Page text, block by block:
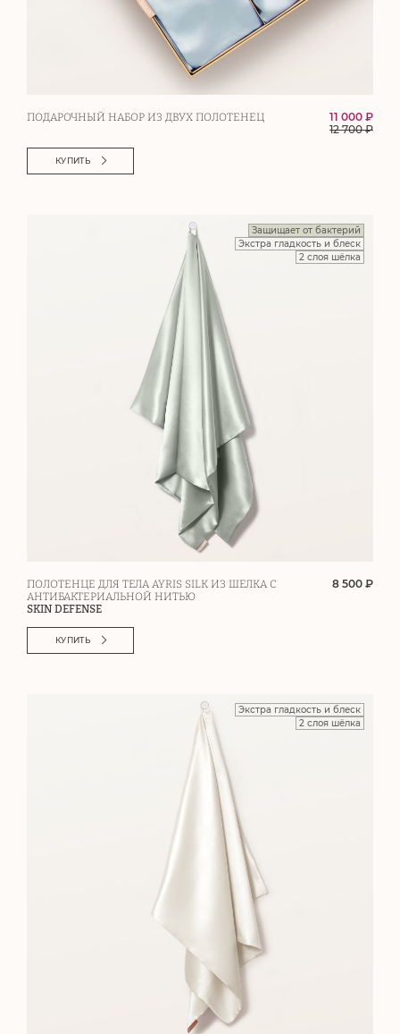
ПОДАРОЧНЫЙ НАБОР ИЗ ДВУХ ПОЛОТЕНЕЦ
11 000 ₽
12 700₽
КУПИТЬ
Защищает от бактерий
Экстра гладкость и блеск
2 слоя шёлка
ПОЛОТЕНЦЕ ДЛЯ ТЕЛА AYRIS SILK ИЗ ШЕЛКА С
АНТИБАКТЕРИАЛЬНОЙ НИТЬЮ
SKIN DEFENSE
8 500 ₽
КУПИТЬ
Экстра гладкость и блеск
2 слоя шёлка